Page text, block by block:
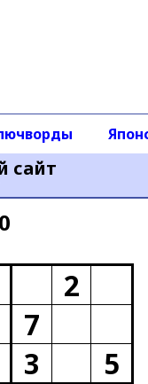
сайт
2
7
3
5